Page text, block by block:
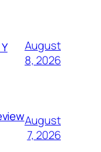
August
8, 2026
August
7, 2026